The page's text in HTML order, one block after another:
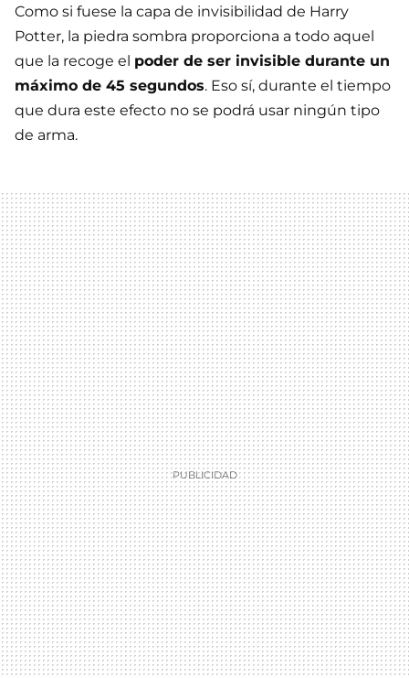
Como si fuese la capa de invisibilidad de Harry
Potter, la piedra sombra proporciona a todo aquel
que la recoge el poder de ser invisible durante un
máximo de 45 segundos. Eso sí, durante el tiempo
que dura este efecto no se podrá usar ningún tipo
de arma.